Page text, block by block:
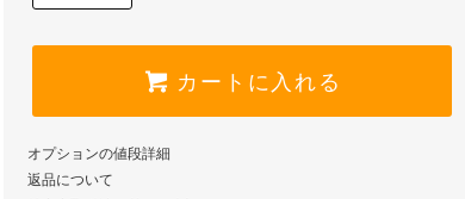
カートに入れる
オプションの値段詳細
返品について